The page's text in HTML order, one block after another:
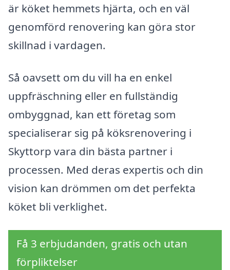
är köket hemmets hjärta, och en väl
genomförd renovering kan göra stor
skillnad i vardagen.
Så oavsett om du vill ha en enkel
uppfräschning eller en fullständig
ombyggnad, kan ett företag som
specialiserar sig på köksrenovering i
Skyttorp vara din bästa partner i
processen. Med deras expertis och din
vision kan drömmen om det perfekta
köket bli verklighet.
Få 3 erbjudanden, gratis och utan
förpliktelser